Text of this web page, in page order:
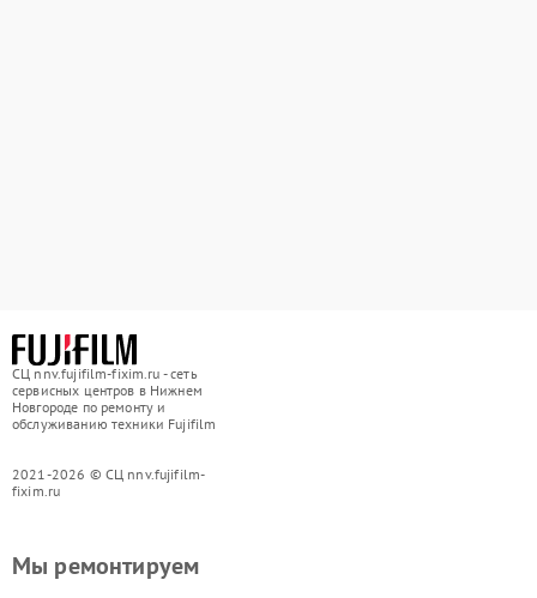
СЦ nnv.fujifilm-fixim.ru - сеть
сервисных центров в Нижнем
Новгороде по ремонту и
обслуживанию техники Fujifilm
2021-2026 © СЦ nnv.fujifilm-
fixim.ru
Мы ремонтируем